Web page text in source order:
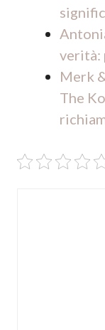
verità:
Merk
The